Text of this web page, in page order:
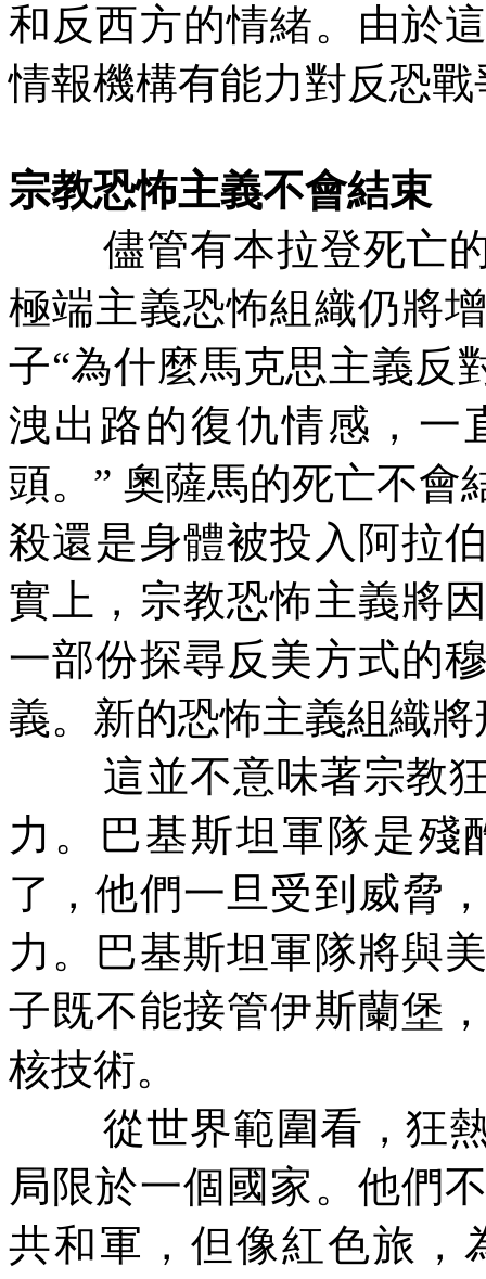
和反西方的情緒。由於
情報機構有能力對反恐
宗教恐怖主義不會結束
儘管有本拉登死亡
極端主義恐怖組織仍將
子“為什麼馬克思主義反
洩出路的復仇情感，一
頭。” 奧薩馬的死亡不會
殺還是身體被投入阿拉
實上，宗教恐怖主義將
一部份探尋反美方式的
義。新的恐怖主義組織將
這並不意味著宗教
力。巴基斯坦軍隊是殘
了，他們一旦受到威脅
力。巴基斯坦軍隊將與
子既不能接管伊斯蘭堡
核技術。
從世界範圍看，狂
局限於一個國家。他們
共和軍，但像紅色旅，